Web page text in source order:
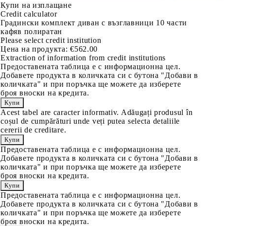
Купи на изплащане
Credit calculator
Градински комплект диван с възглавници 10 части
кафяв полиратан
Please select credit institution
Цена на продукта: €562.00
Extraction of information from credit institutions
Предоставената таблица е с информационна цел.
Добавете продукта в количката си с бутона "Добави в
количката" и при поръчка ще можете да изберете
броя вноски на кредита.
Acest tabel are caracter informativ. Adăugați produsul în
coșul de cumpărături unde veți putea selecta detaliile
cererii de creditare.
Предоставената таблица е с информационна цел.
Добавете продукта в количката си с бутона "Добави в
количката" и при поръчка ще можете да изберете
броя вноски на кредита.
Предоставената таблица е с информационна цел.
Добавете продукта в количката си с бутона "Добави в
количката" и при поръчка ще можете да изберете
броя вноски на кредита.